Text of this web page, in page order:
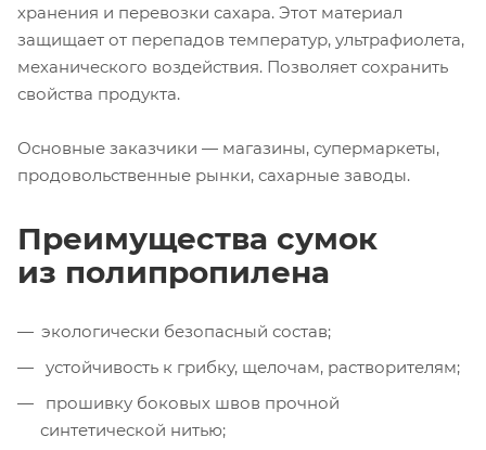
хранения и перевозки сахара. Этот материал
защищает от перепадов температур, ультрафиолета,
механического воздействия. Позволяет сохранить
свойства продукта.
Основные заказчики — магазины, супермаркеты,
продовольственные рынки, сахарные заводы.
Преимущества сумок
из полипропилена
экологически безопасный состав;
устойчивость к грибку, щелочам, растворителям;
прошивку боковых швов прочной
синтетической нитью;